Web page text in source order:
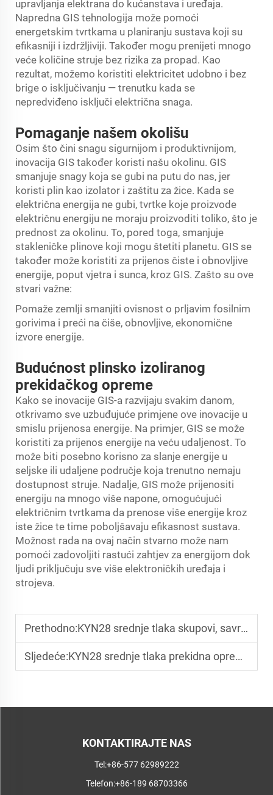
upravljanja elektrana do kućanstava i uređaja.
Napredna GIS tehnologija može pomoći
energetskim tvrtkama u planiranju sustava koji su
efikasniji i izdržljiviji. Također mogu prenijeti mnogo
veće količine struje bez rizika za propad. Kao
rezultat, možemo koristiti elektricitet udobno i bez
brige o isključivanju — trenutku kada se
nepredviđeno isključi električna snaga.
Pomaganje našem okolišu
Osim što čini snagu sigurnijom i produktivnijom,
inovacija GIS također koristi našu okolinu. GIS
smanjuje snagу koja se gubi na putu do nas, jer
koristi plin kao izolator i zaštitu za žice. Kada se
električna energija ne gubi, tvrtke koje proizvode
električnu energiju ne moraju proizvoditi toliko, što je
prednost za okolinu. To, pored toga, smanjuje
stakleničke plinove koji mogu štetiti planetu. GIS se
također može koristiti za prijenos čiste i obnovljive
energije, poput vjetra i sunca, kroz GIS. Zašto su ove
stvari važne:
Pomaže zemlji smanjiti ovisnost o prljavim fosilnim
gorivima i preći na čiše, obnovljive, ekonomične
izvore energije.
Budućnost plinsko izoliranog
prekidačkog opreme
Kako se inovacije GIS-a razvijaju svakim danom,
otkrivamo sve uzbuđujuće primjene ove inovacije u
smislu prijenosa energije. Na primjer, GIS se može
koristiti za prijenos energije na veću udaljenost. To
može biti posebno korisno za slanje energije u
seljske ili udaljene područje koja trenutno nemaju
dostupnost struje. Nadalje, GIS može prijenositi
energiju na mnogo više napone, omogućujući
električnim tvrtkama da prenose više energije kroz
iste žice te time poboljšavaju efikasnost sustava.
Možnost rada na ovaj način stvarno može nam
pomoći zadovoljiti rastući zahtjev za energijom dok
ljudi priključuju sve više elektroničkih uređaja i
strojeva.
Prethodno:KYN28 srednje tlaka skupovi, savršena kombinacija tehnologije i sigurnosti
Sljedeće:KYN28 srednje tlaka prekidna oprema osigurava učinkovitost i sigurnost u napojnim sustavima
KONTAKTIRAJTE NAS
Tel:+86-577 62989222
Telefon:+86-189 68703366